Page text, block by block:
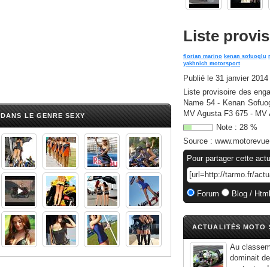
DANS LE GENRE SEXY
Liste
florian marino kenan sofuoglu
yakhnich motorsport
Publié le 31 janvier
Liste provisoire des
Name 54 - Kenan
MV Agusta F3 675 -
Note : 28 %
Source :
Pour partager cette
Forum Blog / Html
ACTUALITÉS MOTO
Au
dominait